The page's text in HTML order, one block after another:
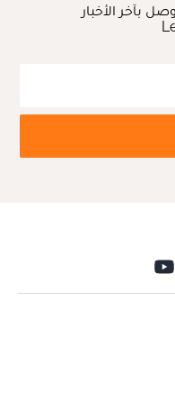
بآخر الأخبار